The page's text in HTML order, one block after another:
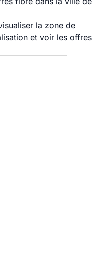
la zone de
et voir les offres